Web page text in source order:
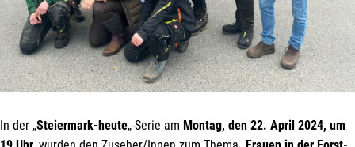
In der „Steiermark-heute„-Serie am Montag, den 22. April 2024, um
Mit unserem Newsletter sind Sie
Veranstaltungen und Aktionen